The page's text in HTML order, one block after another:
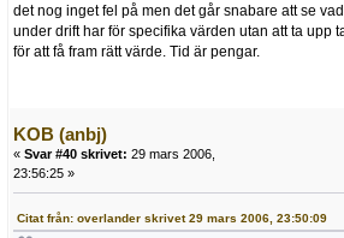
det nog inget fel på men det går snabare att se
under drift har för specifika värden utan att ta upp
för att få fram rätt värde. Tid är pengar.
KOB (anbj)
« Svar #40 skrivet: 29 mars 2006,
23:56:25 »
Citat från: overlander skrivet 29 mars 2006, 23:50:09